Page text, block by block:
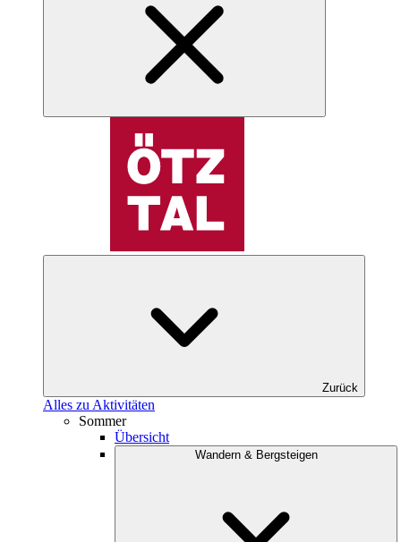
Zurück
Alles zu Aktivitäten
Sommer
Übersicht
Wandern & Bergsteigen